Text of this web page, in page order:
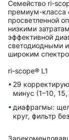
Семейство ri-
премиум-класса
просветленной
низкими
эффективной
светодиодными
широким
ri-scope® L1
29
минус (1–10,
диафрагмы:
круг, фильтр